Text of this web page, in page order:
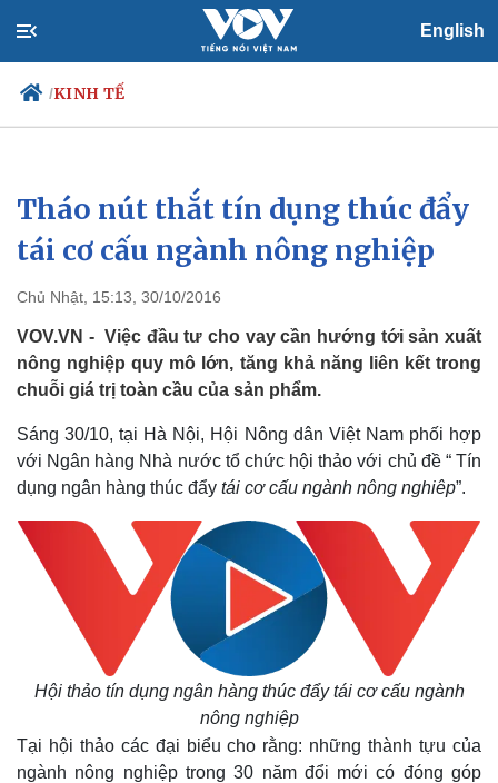
English
/KINH TẾ
Chính trị
Đảng
Tổ chức nhân sự
Nhận diện sự thật
Xã hội
Tin 24h
Dự báo thời tiết
Việc làm
Biển đảo
Tháo nút thắt tín dụng thúc đẩy
tái cơ cấu ngành nông nghiệp
Chủ Nhật, 15:13, 30/10/2016
VOV.VN - Việc đầu tư cho vay cần hướng tới sản xuất
nông nghiệp quy mô lớn, tăng khả năng liên kết trong
chuỗi giá trị toàn cầu của sản phẩm.
Sáng 30/10, tại Hà Nội, Hội Nông dân Việt Nam phối hợp
với Ngân hàng Nhà nước tổ chức hội thảo với chủ đề “ Tín
dụng ngân hàng thúc đẩy tái cơ cấu ngành nông nghiêp”.
Hội thảo tín dụng ngân hàng thúc đẩy tái cơ cấu ngành
nông nghiệp
Tại hội thảo các đại biểu cho rằng: những thành tựu của
ngành nông nghiệp trong 30 năm đổi mới có đóng góp